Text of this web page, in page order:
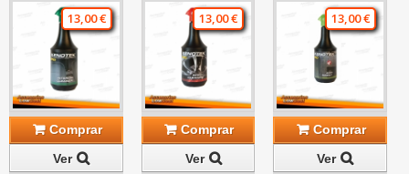
13,00 €
Comprar
Ver
13,00 €
Comprar
Ver
13,00 €
Comprar
Ver